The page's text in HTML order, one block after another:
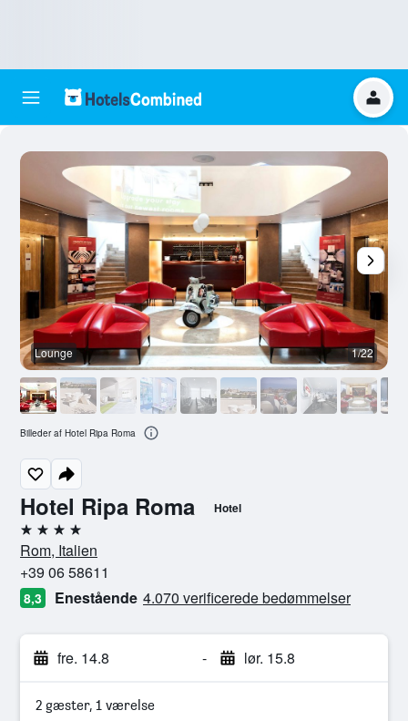
Hotel Ripa Roma Hotel
4 stjerner
Rom, Italien
+39 06 58611
8,3 Enestående 4.070 verificerede bedømmelser
fre. 14.8 - lør. 15.8
2 gæster, 1 værelse
Lounge 1/22
Billeder af Hotel Ripa Roma